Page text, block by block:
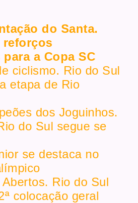
do Santa.
reforços
a Copa SC
ciclismo. Rio do Sul
etapa de Rio
dos Joguinhos.
do Sul segue se
se destaca no
Rio do Sul
colocação geral